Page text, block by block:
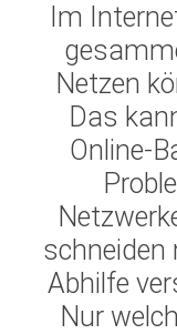
Im
Netzen
Das
Online-
schneiden
Abhilfe
Nur